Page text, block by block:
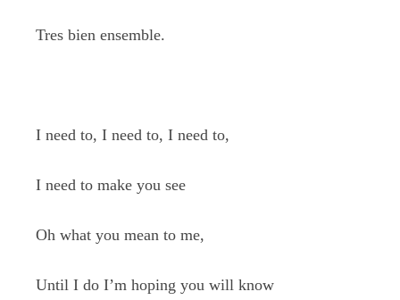
Tres bien ensemble.
I need to, I need to, I need to,
I need to make you see
Oh what you mean to me,
Until I do I’m hoping you will know